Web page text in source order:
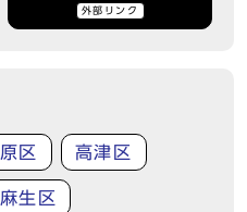
外部リンク
区 高津区
麻生区